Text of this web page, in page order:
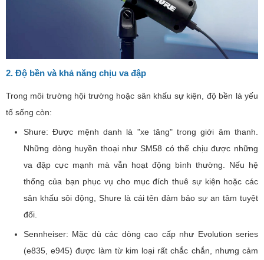
2. Độ bền và khả năng chịu va đập
Trong môi trường hội trường hoặc sân khấu sự kiện, độ bền là yếu
tố sống còn:
Shure: Được mệnh danh là "xe tăng" trong giới âm thanh.
Những dòng huyền thoại như SM58 có thể chịu được những
va đập cực mạnh mà vẫn hoạt động bình thường. Nếu hệ
thống của bạn phục vụ cho mục đích thuê sự kiện hoặc các
sân khấu sôi động, Shure là cái tên đảm bảo sự an tâm tuyệt
đối.
Sennheiser: Mặc dù các dòng cao cấp như Evolution series
(e835, e945) được làm từ kim loại rất chắc chắn, nhưng cảm